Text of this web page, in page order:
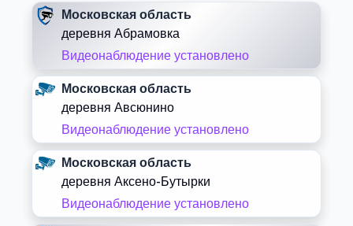
Московская область
деревня Абрамовка
Видеонаблюдение установлено
Московская область
деревня Авсюнино
Видеонаблюдение установлено
Московская область
деревня Аксено-Бутырки
Видеонаблюдение установлено